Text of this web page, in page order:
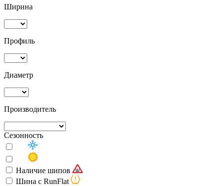
Ширина
Профиль
Диаметр
Производитель
Сезонность
Наличие шипов
Шина с RunFlat